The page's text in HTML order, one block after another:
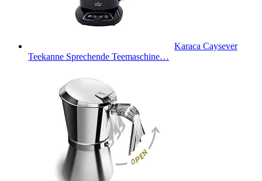
Karaca Caysever
Teekanne Sprechende Teemaschine…